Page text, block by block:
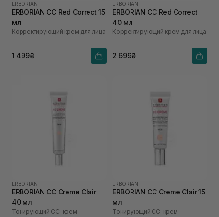
ERBORIAN
ERBORIAN CC Red Correct 15
мл
Корректирующий крем для лица
1 499₴
ERBORIAN
ERBORIAN CC Red Correct
40 мл
Корректирующий крем для лица
2 699₴
ERBORIAN
ERBORIAN CC Creme Clair
40 мл
Тонирующий СС-крем
ERBORIAN
ERBORIAN CC Creme Clair 15
мл
Тонирующий СС-крем